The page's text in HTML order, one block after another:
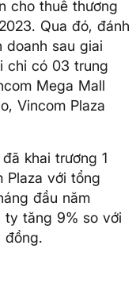
cho thuê thương
Qua đó, đánh
doanh sau giai
chỉ có 03 trung
Mega Mall
Vincom Plaza
khai trương 1
Plaza với tổng
đầu năm
ty tăng 9% so với
đồng.